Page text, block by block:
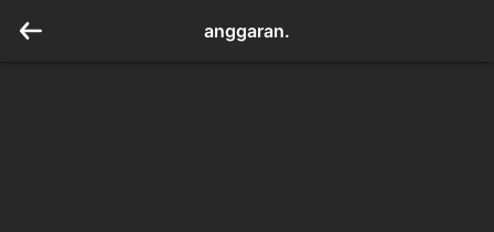
anggaran.